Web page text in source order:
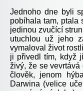
Jednoho dne byli
pobíhala tam, ptala
jedinou zvučící
utuchlou už jeho
vymaloval život
ji přivedl tím, když
živý, že se
člověk, jenom
Darwina (velice